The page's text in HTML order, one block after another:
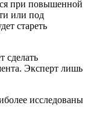
при повышенной
или под
стареть
сделать
Эксперт лишь
исследованы